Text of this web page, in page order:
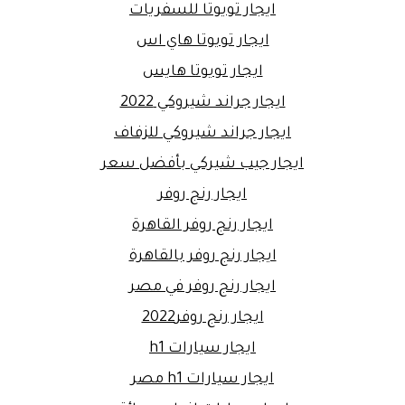
ايجار تويوتا للسفريات
ايجار تويوتا هاي اس
ايجار تويوتا هايس
ايجار جراند شيروكي 2022
ايجار جراند شيروكي للزفاف
ايجار جيب شيركي بأفضل سعر
ايجار رنج روفر
ايجار رنج روفر القاهرة
ايجار رنج روفر بالقاهرة
ايجار رنج روفر في مصر
ايجار رنج روفر2022
ايجار سيارات h1
ايجار سيارات h1 مصر